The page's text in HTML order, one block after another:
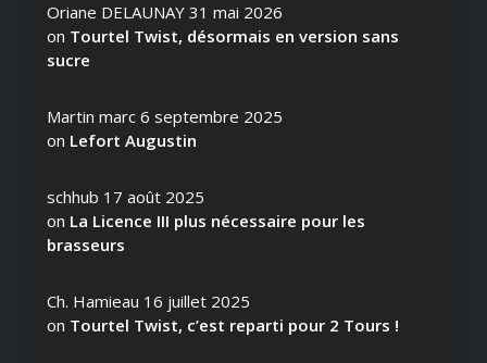
Oriane DELAUNAY 31 mai 2026
on Tourtel Twist, désormais en version sans
sucre
Martin marc 6 septembre 2025
on Lefort Augustin
schhub 17 août 2025
on La Licence III plus nécessaire pour les
brasseurs
Ch. Hamieau 16 juillet 2025
on Tourtel Twist, c’est reparti pour 2 Tours !